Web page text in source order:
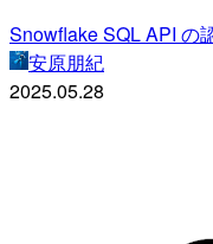
Snowflake SQL API の
安原朋紀
2025.05.28